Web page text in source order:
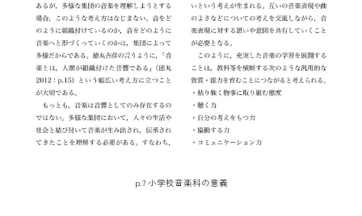
p.7 小学校音楽科の意義